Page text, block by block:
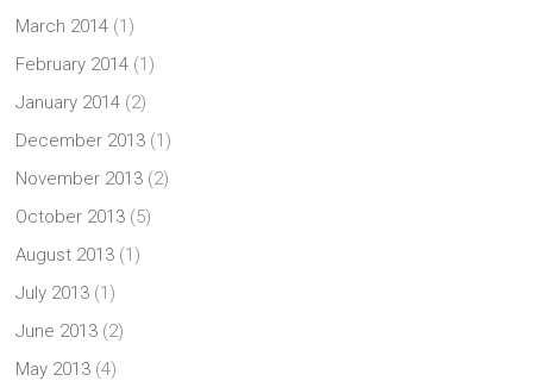
March 2014 (1)
February 2014 (1)
January 2014 (2)
December 2013 (1)
November 2013 (2)
October 2013 (5)
August 2013 (1)
July 2013 (1)
June 2013 (2)
May 2013 (4)